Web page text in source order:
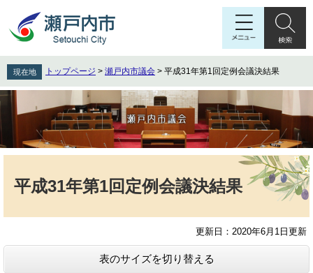
先
頭
で
を
飛
ば
文
現在地 トップページ > 瀬戸内市議会 > 平成31年第1回定例会議決結果
平成31年第1回定例会議決結果
更新日：2020年6月1日更新
表のサイズを切り替える